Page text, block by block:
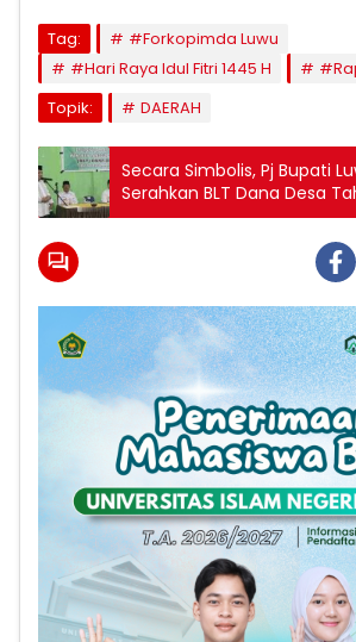
Tag:
#Forkopimda Luwu
#Hari Raya Idul Fitri 1445 H
Topik:
DAERAH
Secara Simbolis, Pj Bupati
Serahkan BLT Dana Desa
di Desa Seppong